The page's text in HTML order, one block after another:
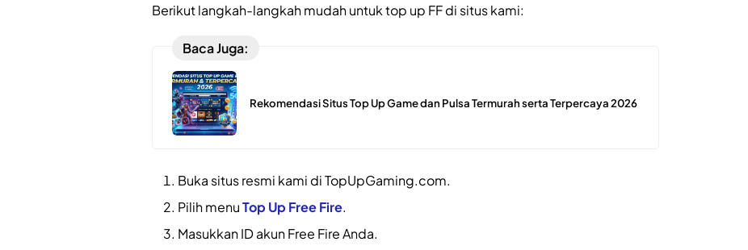
Berikut langkah-langkah mudah untuk top up FF di situs kami:
Baca Juga:
Rekomendasi Situs Top Up Game dan Pulsa Termurah serta Terpercaya 2026
Buka situs resmi kami di TopUpGaming.com.
Pilih menuTop Up Free Fire.
Masukkan ID akun Free Fire Anda.